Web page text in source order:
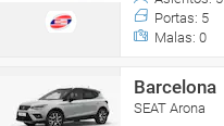
Portas: 5
Malas: 0
Barcelona
SEAT Arona